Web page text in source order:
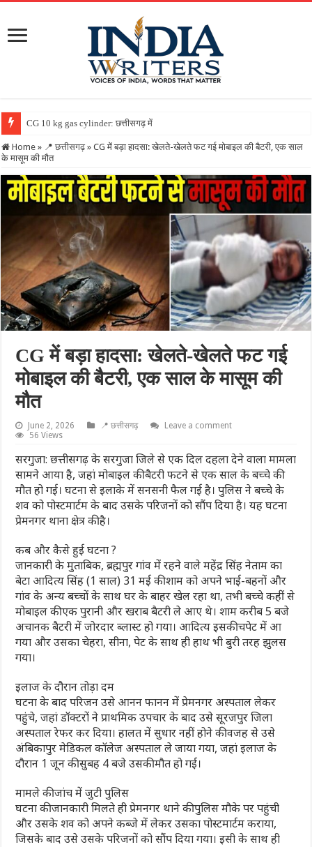
CG 10 kg gas cylinder: छत्तीसगढ़ में पहली बार मिलेगा 10 किलो वाला गै
Home » 📍 छत्तीसगढ़ » CG में बड़ा हादसा: खेलते-खेलते फट गई मोबाइल की बैटरी, एक साल
के मासूम की मौत
CG में बड़ा हादसा: खेलते-खेलते फट गई
मोबाइल की बैटरी, एक साल के मासूम की
मौत
June 2, 2026 📍 छत्तीसगढ़
Leave a comment
56 Views
सरगुजा: छत्तीसगढ़ के सरगुजा जिले से एक दिल दहला देने वाला मामला
सामने आया है, जहां मोबाइल की बैटरी फटने से एक साल के बच्चे की
मौत हो गई। घटना से इलाके में सनसनी फैल गई है। पुलिस ने बच्चे के
शव को पोस्टमार्टम के बाद उसके परिजनों को सौंप दिया है। यह घटना
प्रेमनगर थाना क्षेत्र की है।
कब और कैसे हुई घटना ?
जानकारी के मुताबिक, ब्रह्मपुर गांव में रहने वाले महेंद्र सिंह नेताम का
बेटा आदित्य सिंह (1 साल) 31 मई की शाम को अपने भाई-बहनों और
गांव के अन्य बच्चों के साथ घर के बाहर खेल रहा था, तभी बच्चे कहीं से
मोबाइल की एक पुरानी और खराब बैटरी ले आए थे। शाम करीब 5 बजे
अचानक बैटरी में जोरदार ब्लास्ट हो गया। आदित्य इसकी चपेट में आ
गया और उसका चेहरा, सीना, पेट के साथ ही हाथ भी बुरी तरह झुलस
गया।
इलाज के दौरान तोड़ा दम
घटना के बाद परिजन उसे आनन फानन में प्रेमनगर अस्पताल लेकर
पहुंचे, जहां डॉक्टरों ने प्राथमिक उपचार के बाद उसे सूरजपुर जिला
अस्पताल रेफर कर दिया। हालत में सुधार नहीं होने की वजह से उसे
अंबिकापुर मेडिकल कॉलेज अस्पताल ले जाया गया, जहां इलाज के
दौरान 1 जून की सुबह 4 बजे उसकी मौत हो गई।
मामले की जांच में जुटी पुलिस
घटना की जानकारी मिलते ही प्रेमनगर थाने की पुलिस मौके पर पहुंची
और उसके शव को अपने कब्जे में लेकर उसका पोस्टमार्टम कराया,
जिसके बाद उसे उसके परिजनों को सौंप दिया गया। इसी के साथ ही